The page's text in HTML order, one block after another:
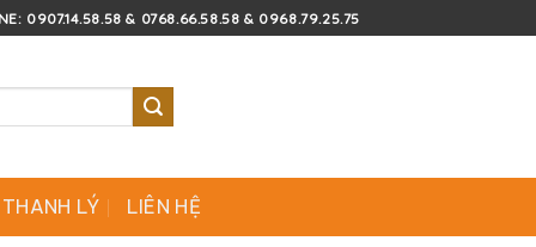
0907.14.58.58 & 0768.66.58.58 & 0968.79.25.75
LÝ LIÊN HỆ